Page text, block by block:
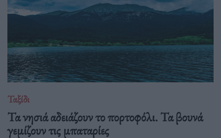
Ταξίδι
Τα νησιά αδειάζουν το πορτοφόλι. Τα βουνά
γεμίζουν τις μπαταρίες